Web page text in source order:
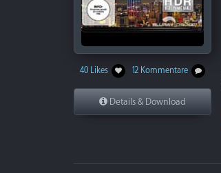
40 Likes 12 Kommentare
Details & Download